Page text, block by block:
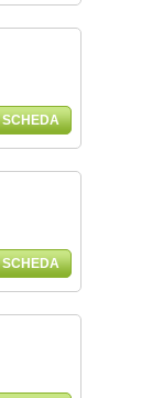
SCHEDA
SCHEDA